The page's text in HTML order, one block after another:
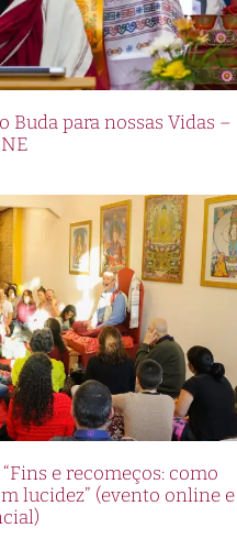
Buda para nossas Vidas –
e recomeços: como
lucidez” (evento online e